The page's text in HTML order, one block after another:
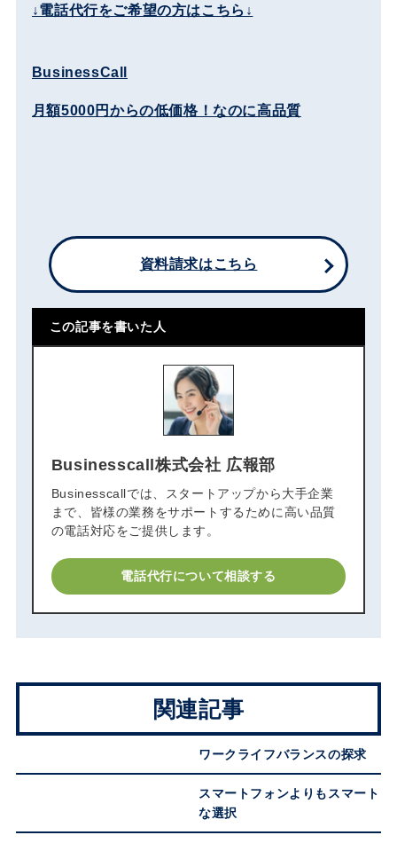
↓電話代行をご希望の方はこちら↓
BusinessCall
月額5000円からの低価格！なのに高品質
資料請求はこちら
この記事を書いた人
Businesscall株式会社 広報部
Businesscallでは、スタートアップから大手企業
まで、皆様の業務をサポートするために高い品質
の電話対応をご提供します。
電話代行について相談する
関連記事
ワークライフバランスの探求
スマートフォンよりもスマート
な選択